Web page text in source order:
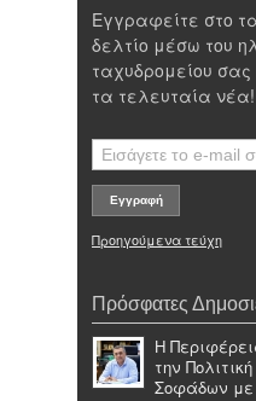
Εγγραφείτε στο
δελτίο μέσω του
ταχυδρομείου
τα τελευταία νέα!
Προηγούμενα τεύχη
Πρόσφατες
Η
την
Σοφάδων με